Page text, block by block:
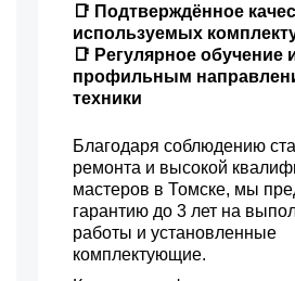
📑 Подтверждённое
используемых
📑 Регулярное обучение
профильным
техники
Благодаря соблюдению
ремонта и высокой
мастеров в Томске, мы
гарантию до 3 лет на
работы и установленные
комплектующие.